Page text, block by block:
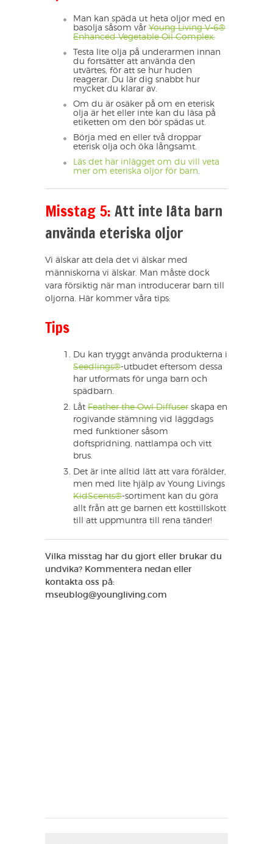
Man kan späda ut heta oljor med en
basolja såsom vår Young Living V-6®
Enhanced Vegetable Oil Complex.
Testa lite olja på underarmen innan
du fortsätter att använda den
utvärtes, för att se hur huden
reagerar. Du lär dig snabbt hur
mycket du klarar av.
Om du är osäker på om en eterisk
olja är het eller inte kan du läsa på
etiketten om den bör spädas ut.
Börja med en eller två droppar
eterisk olja och öka långsamt.
Läs det här inlägget om du vill veta
mer om eteriska oljor för barn.
Misstag 5: Att inte låta barn
använda eteriska oljor
Vi älskar att dela det vi älskar med
människorna vi älskar. Man måste dock
vara försiktig när man introducerar barn till
oljorna. Här kommer våra tips:
Tips
Du kan tryggt använda produkterna i
Seedlings®-utbudet eftersom dessa
har utformats för unga barn och
spädbarn.
Låt Feather the Owl Diffuser skapa en
rogivande stämning vid läggdags
med funktioner såsom
doftspridning, nattlampa och vitt
brus.
Det är inte alltid lätt att vara förälder,
men med lite hjälp av Young Livings
KidScents®-sortiment kan du göra
allt från att ge barnen ett kosttillskott
till att uppmuntra till rena tänder!
Vilka misstag har du gjort eller brukar du
undvika? Kommentera nedan eller
kontakta oss på:
mseublog@youngliving.com